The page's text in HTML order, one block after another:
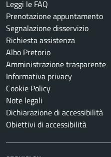
Leggi le FAQ
Prenotazione appuntamento
Segnalazione disservizio
Richiesta assistenza
Albo Pretorio
Amministrazione trasparente
Informativa privacy
Cookie Policy
Note legali
Dichiarazione di accessibilità
Obiettivi di accessibilità